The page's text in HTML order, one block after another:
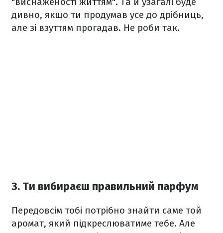
дивно, якщо ти продумав усе до дрібниць,
але зі взуттям прогадав. Не роби так.
3. Ти вибираєш правильний парфум
Передовсім тобі потрібно знайти саме той
аромат, який підкреслюватиме тебе. Але